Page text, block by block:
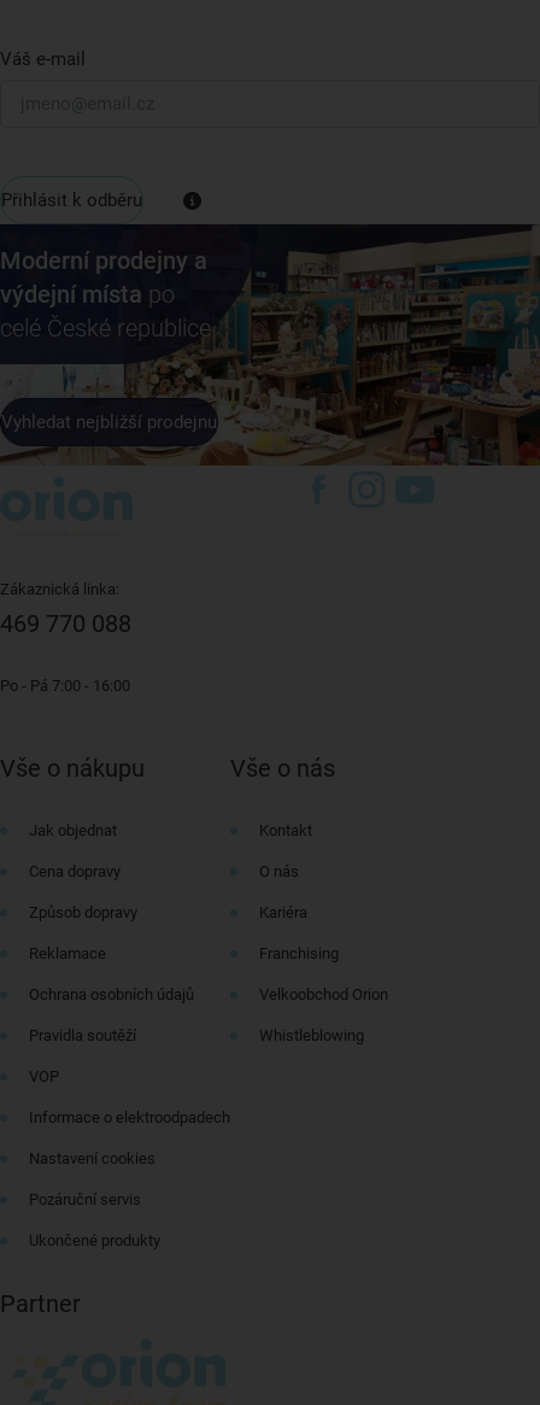
Váš e-mail
Přihlásit k odběru
Moderní prodejny a
výdejní místa po
celé České republice
Vyhledat nejbližší prodejnu
Zákaznická linka:
469 770 088
Po - Pá 7:00 - 16:00
Vše o nákupu
Jak objednat
Cena dopravy
Způsob dopravy
Reklamace
Ochrana osobních údajů
Pravidla soutěží
VOP
Informace o elektroodpadech
Nastavení cookies
Pozáruční servis
Ukončené produkty
Vše o nás
Kontakt
O nás
Kariéra
Franchising
Velkoobchod Orion
Whistleblowing
Partner